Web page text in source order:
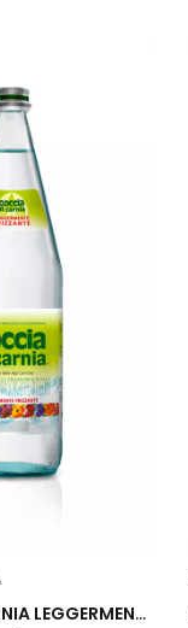
GOCCIA DI CARNIA LEGGERMENTE 1 L